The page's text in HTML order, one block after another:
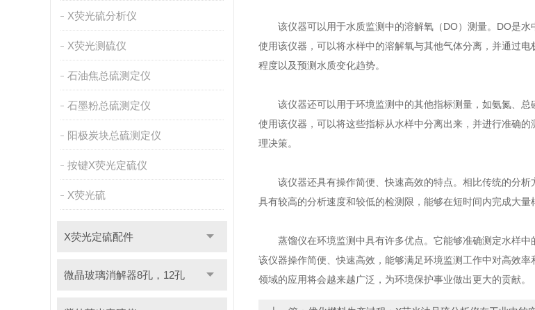
X荧光硫分析仪
X荧光测硫仪
石油焦总硫测定仪
石墨粉总硫测定仪
阳极炭块总硫测定仪
按键X荧光定硫仪
X荧光硫
X荧光定硫配件
微晶玻璃消解器8孔，12孔
该仪器可以用于水质监测中的溶解氧（DO）测量。DO是水
使用该仪器，可以将水样中的溶解氧与其他气体分离，并通过
程度以及预测水质变化趋势。
该仪器还可以用于环境监测中的其他指标测量，如氨氮、总
使用该仪器，可以将这些指标从水样中分离出来，并进行准确
理决策。
该仪器还具有操作简便、快速高效的特点。相比传统的分析
具有较高的分析速度和较低的检测限，能够在短时间内完成大
蒸馏仪在环境监测中具有许多优点。它能够准确测定水样中
该仪器操作简便、快速高效，能够满足环境监测工作中对高效
领域的应用将会越来越广泛，为环境保护事业做出更大的贡献。